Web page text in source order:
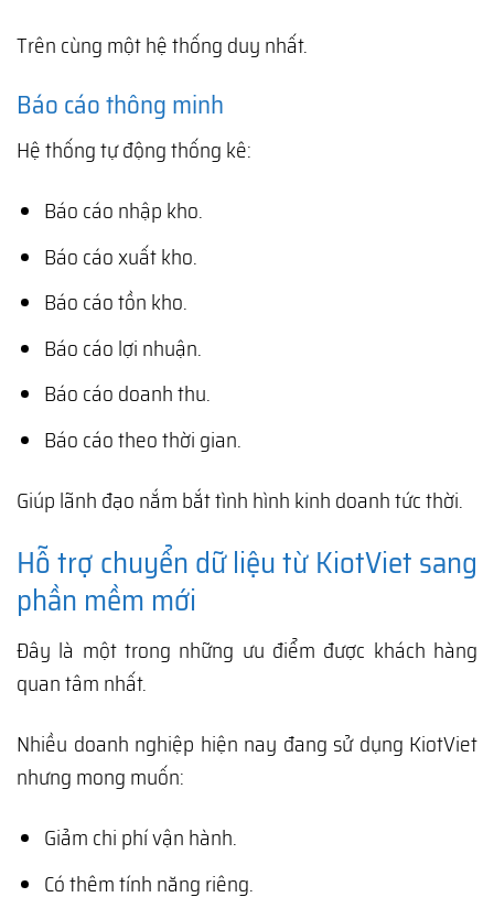
Trên cùng một hệ thống duy nhất.
Báo cáo thông minh
Hệ thống tự động thống kê:
Báo cáo nhập kho.
Báo cáo xuất kho.
Báo cáo tồn kho.
Báo cáo lợi nhuận.
Báo cáo doanh thu.
Báo cáo theo thời gian.
Giúp lãnh đạo nắm bắt tình hình kinh doanh tức thời.
Hỗ trợ chuyển dữ liệu từ KiotViet sang
phần mềm mới
Đây là một trong những ưu điểm được khách hàng
quan tâm nhất.
Nhiều doanh nghiệp hiện nay đang sử dụng KiotViet
nhưng mong muốn:
Giảm chi phí vận hành.
Có thêm tính năng riêng.